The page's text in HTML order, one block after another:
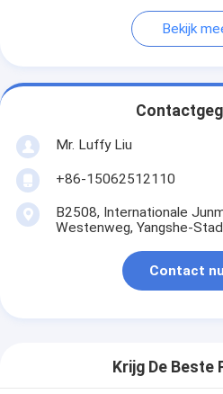
Bekijk
Mr. Luffy Liu
+86-15062512110
B2508, Internationale
Westenweg, Yangshe-
Contact nu
Krijg De Beste